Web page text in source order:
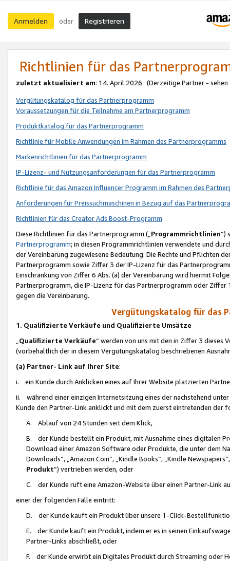
Anmelden oder Registrieren
Richtlinien für das
zuletzt aktualisiert am: 14. April 2026 (Derzeitige Partner - sehen
Vergütungskatalog für das Partnerprogramm
Voraussetzungen für die Teilnahme am Partnerprogramm
Produktkatalog für das Partnerprogramm
Richtlinie für Mobile Anwendungen im Rahmen des Partnerprogramms
Markenrichtlinien für das Partnerprogramm
IP-Lizenz- und Nutzungsanforderungen für das Partnerprogramm
Richtlinie für das Amazon Influencer Programm im Rahmen des
Anforderungen für Preissuchmaschinen in Bezug auf das
Richtlinien für das Creator Ads Boost-Programm
Diese Richtlinien für das Partnerprogramm („Programmrichtlinien“)
Partnerprogramm; in diesen Programmrichtlinien verwendete und
der Vereinbarung zugewiesene Bedeutung. Die Rechte und Pflichten
Partnerprogramm sowie Ziffer 3 der IP-Lizenz für das
Einschränkung von Ziffer 6 Abs. (a) der Vereinbarung wird hiermit
Partnerprogramm, die IP-Lizenz für das Partnerprogramm oder
gegen die Vereinbarung.
Vergütungskatalog für das
1. Qualifizierte Verkäufe und Qualifizierte Umsätze
Qualifizierte Verkäufe“ werden von uns mit den in Ziffer 3
(vorbehaltlich der in diesem Vergütungskatalog beschriebenen
(a) Partner- Link auf Ihrer Site:
i. ein Kunde durch Anklicken eines auf Ihrer Website platzierten
ii. während einer einzigen Internetsitzung eines der nachstehend
Kunde den Partner-Link anklickt und mit dem zuerst eintretenden der
A. Ablauf von 24 Stunden seit dem Klick,
B. der Kunde bestellt ein Produkt, mit Ausnahme eines digitalen
Download einer Amazon Software oder Produkte, die unter dem
Downloads“, „Amazon Coin“, „Kindle Books“, „Kindle
Produkt“) vertrieben werden, oder
C. der Kunde ruft eine Amazon-Website über einen Partner-Link
einer der folgenden Fälle eintritt:
D. der Kunde kauft ein Produkt über unsere 1-Click-
E. der Kunde kauft ein Produkt, indem er es in seinen
Partner-Links abschließt, oder
F. der Kunde erwirbt ein Digitales Produkt durch Streaming oder